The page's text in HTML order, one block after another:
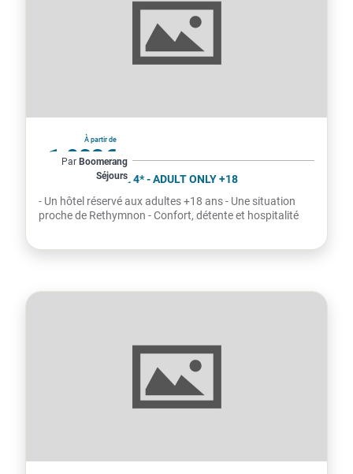
À partir de
1 083€
par personne
Par Boomerang
Séjours
IMPERIAL PALACE 4* - ADULT ONLY +18
- Un hôtel réservé aux adultes +18 ans - Une situation
proche de Rethymnon - Confort, détente et hospitalité